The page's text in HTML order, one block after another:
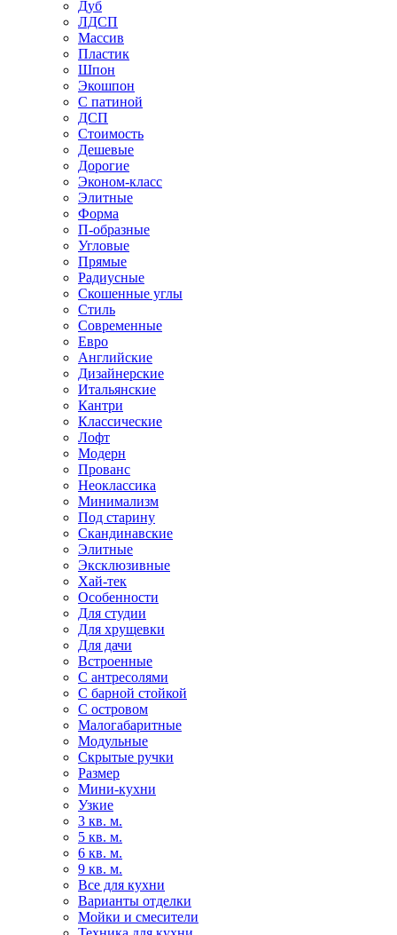
Дуб
ЛДСП
Массив
Пластик
Шпон
Экошпон
С патиной
ДСП
Стоимость
Дешевые
Дорогие
Эконом-класс
Элитные
Форма
П-образные
Угловые
Прямые
Радиусные
Скошенные углы
Стиль
Современные
Евро
Английские
Дизайнерские
Итальянские
Кантри
Классические
Лофт
Модерн
Прованс
Неоклассика
Минимализм
Под старину
Скандинавские
Элитные
Эксклюзивные
Хай-тек
Особенности
Для студии
Для хрущевки
Для дачи
Встроенные
С антресолями
С барной стойкой
С островом
Малогабаритные
Модульные
Скрытые ручки
Размер
Мини-кухни
Узкие
3 кв. м.
5 кв. м.
6 кв. м.
9 кв. м.
Все для кухни
Варианты отделки
Мойки и смесители